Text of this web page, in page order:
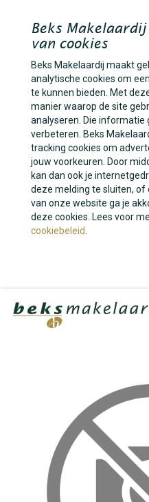
Beks
van cookies
Beks Makelaardij maakt
analytische cookies om
te kunnen bieden. Met
manier waarop de site
analyseren. Die informatie
verbeteren. Beks
tracking cookies om
jouw voorkeuren. Door
kan dan ook je
deze melding te sluiten, of
van onze website ga je
deze cookies. Lees voor
cookiebeleid